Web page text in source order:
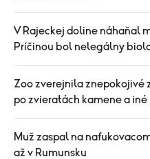
V Rajeckej doline náhaňal
Príčinou bol nelegálny
Zoo zverejnila znepokojivé
po zvieratách kamene a
Muž zaspal na
až v Rumunsku